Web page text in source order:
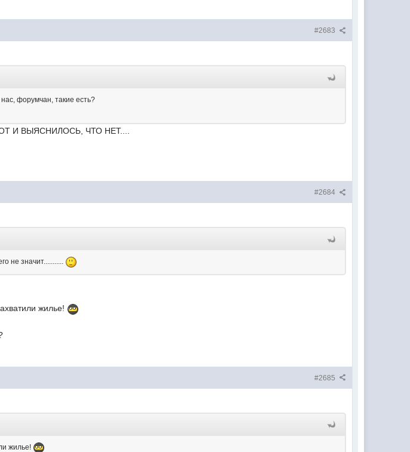
#2683
форумчан, такие есть?
И ВЫЯСНИЛОСЬ, ЧТО НЕТ....
#2684
не значит...........
жилье!
#2685
жилье!